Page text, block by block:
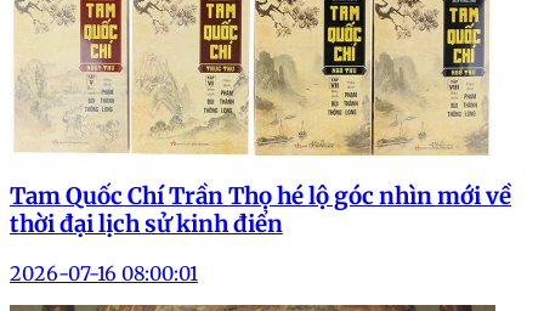
Tam Quốc Chí Trần Thọ hé lộ góc nhìn mới về
thời đại lịch sử kinh điển
2026-07-16 08:00:01